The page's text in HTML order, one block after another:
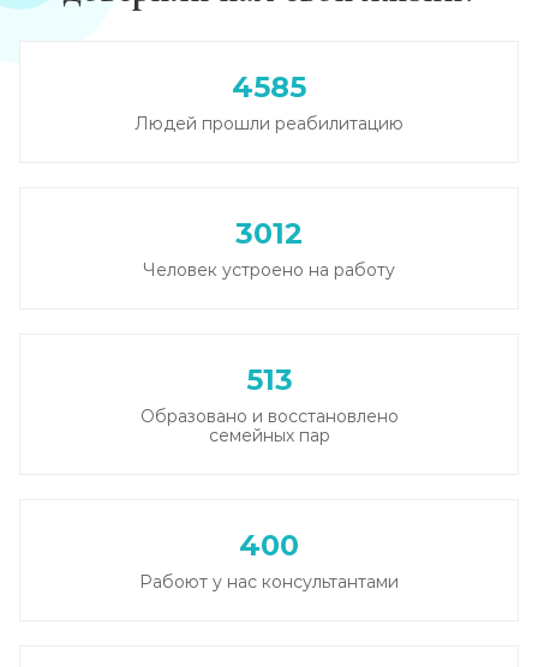
Лечение плазмаферезом
Кодирование от алкоголизма
4585
Людей прошли реабилитацию
3012
Человек устроено на работу
513
Образовано и восстановлено
семейных пар
400
Рабоют у нас консультантами